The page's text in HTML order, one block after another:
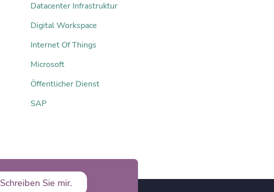
Datacenter Infrastruktur
Digital Workspace
Internet Of Things
Microsoft
Öffentlicher Dienst
SAP
Schreiben Sie mir.